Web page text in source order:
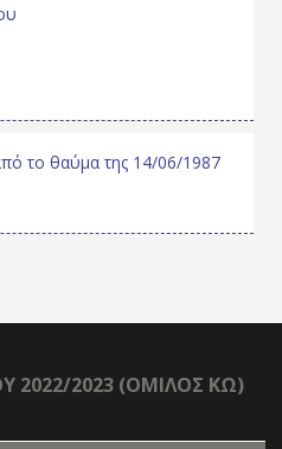
το θαύμα της 14/06/1987
2022/2023 (ΟΜΙΛΟΣ ΚΩ)